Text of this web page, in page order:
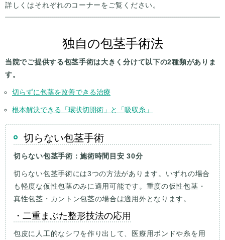
詳しくはそれぞれのコーナーをご覧ください。
独自の包茎手術法
当院でご提供する包茎手術は大きく分けて以下の2種類がありま
す。
切らずに包茎を改善できる治療
根本解決できる「環状切開術」と「吸収糸」
切らない包茎手術
切らない包茎手術：施術時間目安 30分
切らない包茎手術には3つの方法があります。いずれの場合
も軽度な仮性包茎のみに適用可能です。重度の仮性包茎・
真性包茎・カントン包茎の場合は適用外となります。
・二重まぶた整形技法の応用
包皮に人工的なシワを作り出して、医療用ボンドや糸を用